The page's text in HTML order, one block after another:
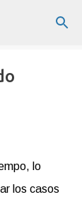
lo
los casos